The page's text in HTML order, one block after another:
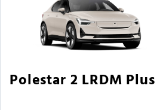
Polestar 2 LRDM Plus